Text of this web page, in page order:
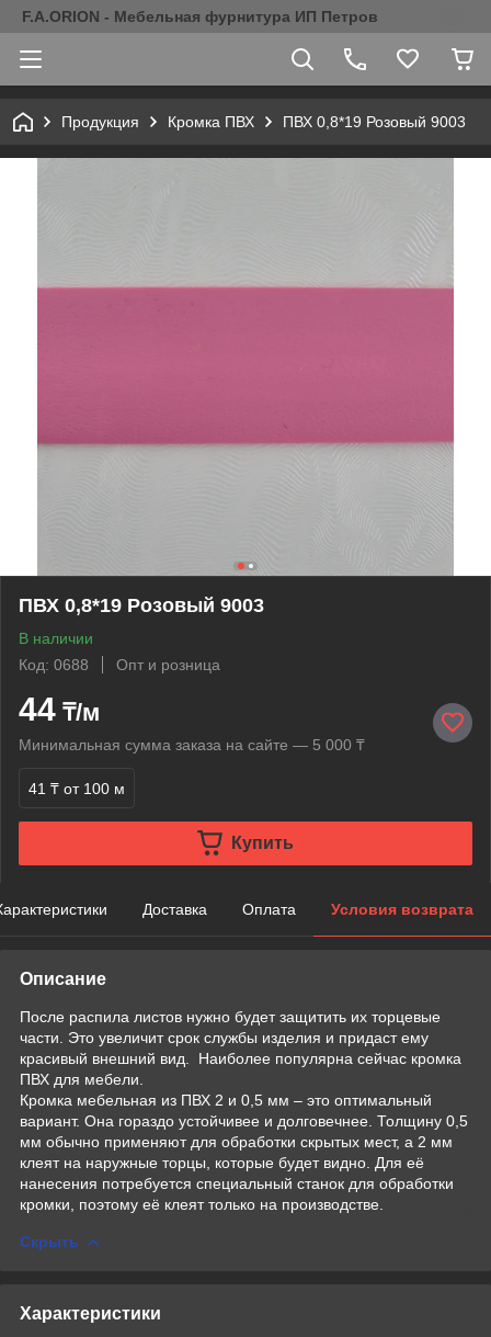
F.A.ORION - Мебельная фурнитура ИП Петров
Продукция Кромка ПВХ ПВХ 0,8*19 Розовый 9003
ПВХ 0,8*19 Розовый 9003
В наличии
Код: 0688
Опт и розница
44 ₸/м
Минимальная сумма заказа на сайте — 5 000 ₸
41 ₸ от 100 м
Купить
Доставка Оплата Условия возврата
Описание
После распила листов нужно будет защитить их торцевые
части. Это увеличит срок службы изделия и придаст ему
красивый внешний вид. Наиболее популярна сейчас кромка
ПВХ для мебели.
Кромка мебельная из ПВХ 2 и 0,5 мм – это оптимальный
вариант. Она гораздо устойчивее и долговечнее. Толщину 0,5
мм обычно применяют для обработки скрытых мест, а 2 мм
клеят на наружные торцы, которые будет видно. Для её
нанесения потребуется специальный станок для обработки
кромки, поэтому её клеят только на производстве.
Скрыть
Характеристики